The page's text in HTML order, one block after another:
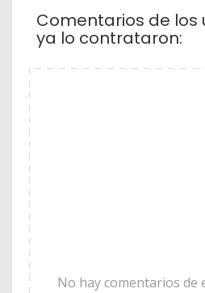
Comentarios de los
ya lo contrataron:
No hay comentarios de